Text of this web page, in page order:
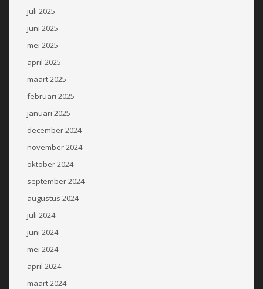
juli 2025
juni 2025
mei 2025
april 2025
maart 2025
februari 2025
januari 2025
december 2024
november 2024
oktober 2024
september 2024
augustus 2024
juli 2024
juni 2024
mei 2024
april 2024
maart 2024